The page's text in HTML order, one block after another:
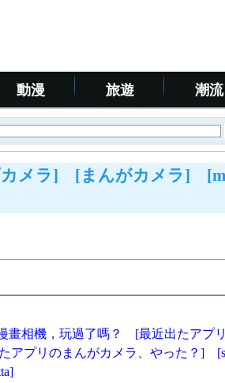
動漫 旅遊 潮流
メラ] [まんがカメラ]
畫相機，玩過了嗎？ [最近出たアプ
プリのまんがカメラ、やった？]